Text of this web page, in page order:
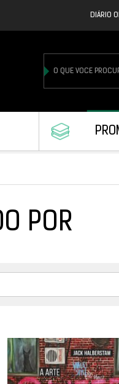
DIÁRIO
POR